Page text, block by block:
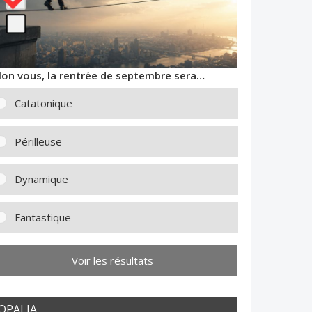
vous, la rentrée de septembre sera…
Catatonique
Périlleuse
Dynamique
Fantastique
Voir les résultats